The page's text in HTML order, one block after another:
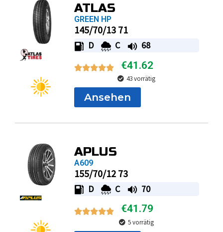
ATLAS
GREEN HP
145/70/13 71
D C 68
€41.62
43 vorrätig
Ansehen
APLUS
A609
155/70/12 73
D C 70
€41.79
5 vorrätig